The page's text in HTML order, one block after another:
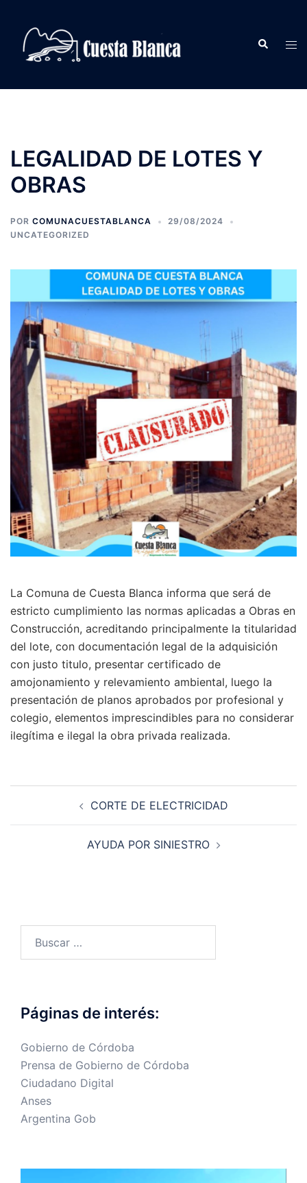
contenido
Buscar
LEGALIDAD DE LOTES Y
OBRAS
POR COMUNACUESTABLANCA
29/08/2024
UNCATEGORIZED
La Comuna de Cuesta Blanca informa que será de
estricto cumplimiento las normas aplicadas a Obras en
Construcción, acreditando principalmente la titularidad
del lote, con documentación legal de la adquisición
con justo titulo, presentar certificado de
amojonamiento y relevamiento ambiental, luego la
presentación de planos aprobados por profesional y
colegio, elementos imprescindibles para no considerar
ilegítima e ilegal la obra privada realizada.
CORTE DE ELECTRICIDAD
AYUDA POR SINIESTRO
Páginas de interés:
Gobierno de Córdoba
Prensa de Gobierno de Córdoba
Ciudadano Digital
Anses
Argentina Gob